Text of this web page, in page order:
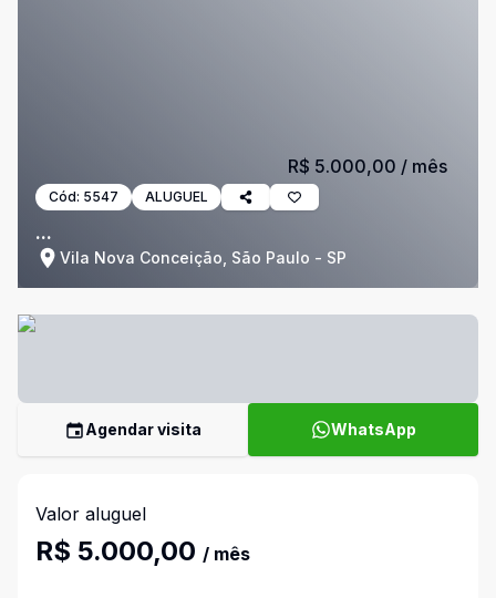
Cód: 5547 ALUGUEL
...
Vila Nova Conceição, São Paulo - SP
R$ 5.000,00 / mês
Agendar visita WhatsApp
Valor aluguel
R$ 5.000,00 / mês